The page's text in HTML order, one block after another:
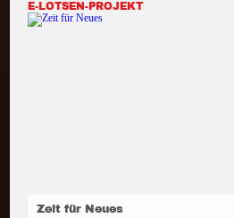
E-LOTSEN-PROJEKT
Zeit für Neues